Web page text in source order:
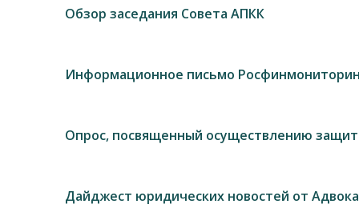
Обзор заседания Совета АПКК
Информационное письмо
Опрос, посвященный осуществлению
Дайджест юридических новостей от